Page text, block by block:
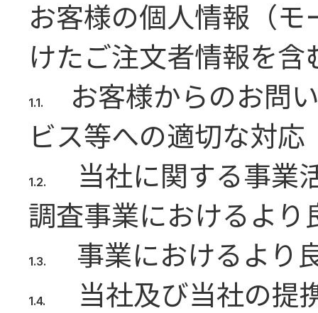
お客様の個人情報（
けたご注文者情報を含
お客様からのお問
ビス等への適切な対応
当社に関する事業
調査事業におけるより
事業におけるより
当社及び当社の提